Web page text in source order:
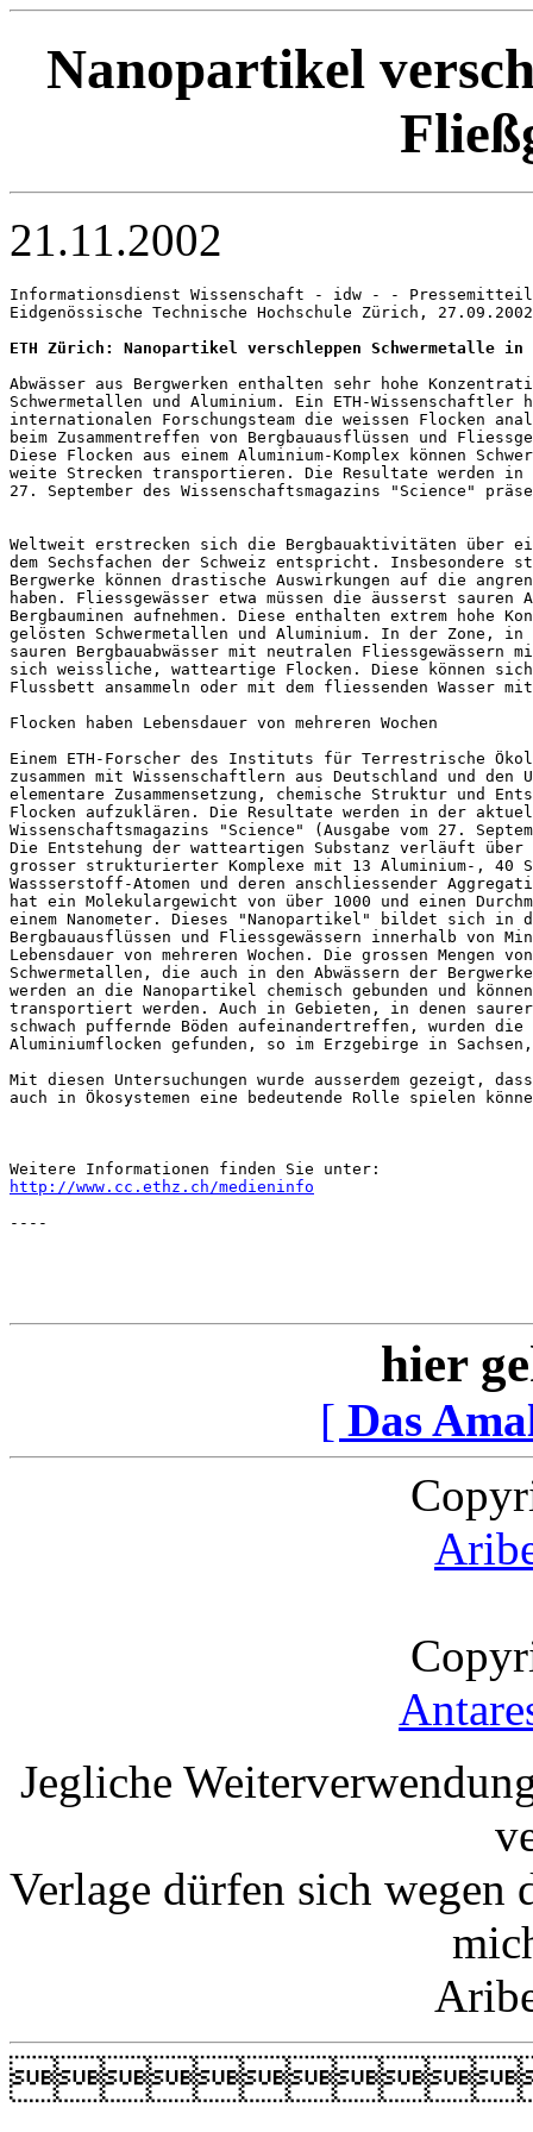
Nanopartikel
21.11.2002
Informationsdienst Wissenschaft - idw - -
Eidgenössische Technische Hochschule Zürich, 27.09.2002
ETH Zürich: Nanopartikel verschleppen Schwermetalle in
Abwässer aus Bergwerken enthalten sehr hohe
Schwermetallen und Aluminium. Ein ETH-Wissenschaftler
internationalen Forschungsteam die weissen Flocken
beim Zusammentreffen von Bergbauausflüssen und
Diese Flocken aus einem Aluminium-Komplex können
weite Strecken transportieren. Die Resultate werden in
27. September des Wissenschaftsmagazins "Science"
Weltweit erstrecken sich die Bergbauaktivitäten über
dem Sechsfachen der Schweiz entspricht. Insbesondere
Bergwerke können drastische Auswirkungen auf die
haben. Fliessgewässer etwa müssen die äusserst sauren
Bergbauminen aufnehmen. Diese enthalten extrem hohe
gelösten Schwermetallen und Aluminium. In der Zone,
sauren Bergbauabwässer mit neutralen Fliessgewässern
sich weissliche, watteartige Flocken. Diese können sich
Flussbett ansammeln oder mit dem fliessenden Wasser
Flocken haben Lebensdauer von mehreren Wochen
Einem ETH-Forscher des Instituts für Terrestrische
zusammen mit Wissenschaftlern aus Deutschland und den
elementare Zusammensetzung, chemische Struktur und
Flocken aufzuklären. Die Resultate werden in der
Wissenschaftsmagazins "Science" (Ausgabe vom 27.
Die Entstehung der watteartigen Substanz verläuft über
grosser strukturierter Komplexe mit 13 Aluminium-, 40
Wassserstoff-Atomen und deren anschliessender
hat ein Molekulargewicht von über 1000 und einen
einem Nanometer. Dieses "Nanopartikel" bildet sich in
Bergbauausflüssen und Fliessgewässern innerhalb von
Lebensdauer von mehreren Wochen. Die grossen Mengen
Schwermetallen, die auch in den Abwässern der
werden an die Nanopartikel chemisch gebunden und
transportiert werden. Auch in Gebieten, in denen saurer
schwach puffernde Böden aufeinandertreffen, wurden die
Aluminiumflocken gefunden, so im Erzgebirge in
Mit diesen Untersuchungen wurde ausserdem gezeigt,
auch in Ökosystemen eine bedeutende Rolle spielen
http://www.cc.ethz.ch/medieninfo
hier
[ Das
Jegliche
Verlage dürfen sich wegen